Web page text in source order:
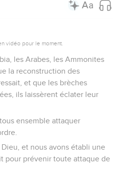
vidéo pour le moment.
les Arabes, les Ammonites
la reconstruction des
et que les brèches
ils laissèrent éclater leur
ensemble attaquer
et nous avons établi une
pour prévenir toute attaque de